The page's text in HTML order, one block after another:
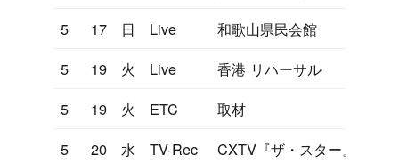
5
17 日 Live
和歌山県民会館
5
19 火 Live
香港 リハーサル
5
19 火 ETC
取材
5
20 水 TV-Rec
CXTV『ザ・スター』